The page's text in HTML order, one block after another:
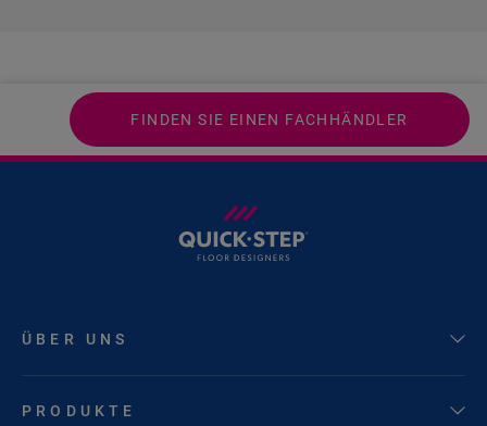
FINDEN SIE EINEN FACHHÄNDLER
ÜBER UNS
PRODUKTE